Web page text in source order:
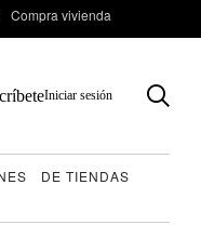
Compra vivienda
Iniciar sesión
DE TIENDAS